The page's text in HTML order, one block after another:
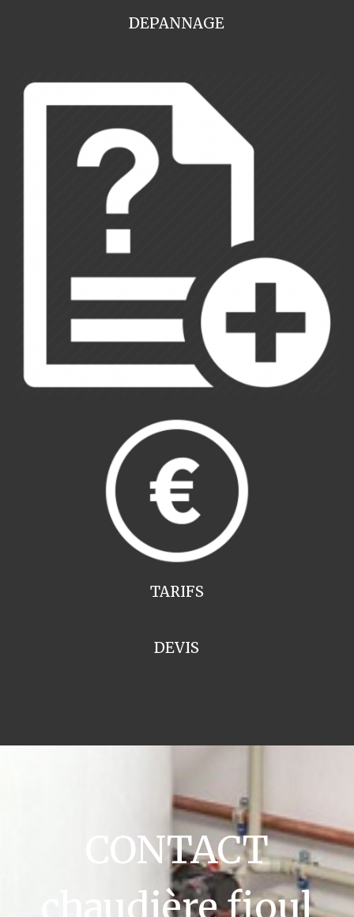
DEPANNAGE
TARIFS
DEVIS
CONTACT
chaudière fioul